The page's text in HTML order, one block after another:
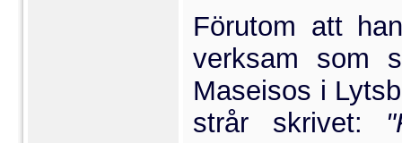
Förutom att
verksam som
Maseisos i
strår skrivet: